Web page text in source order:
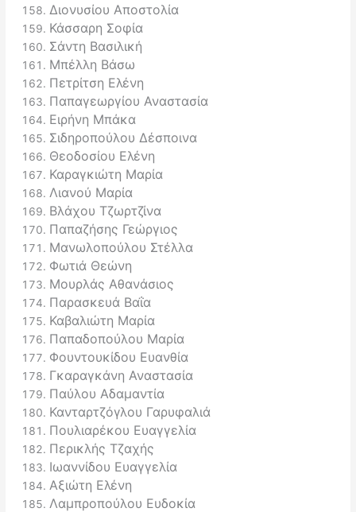
Διονυσίου Αποστολία
Κάσσαρη Σοφία
Σάντη Βασιλική
Μπέλλη Βάσω
Πετρίτση Ελένη
Παπαγεωργίου Αναστασία
Ειρήνη Μπάκα
Σιδηροπούλου Δέσποινα
Θεοδοσίου Ελένη
Καραγκιώτη Μαρία
Λιανού Μαρία
Βλάχου Τζωρτζίνα
Παπαζήσης Γεώργιος
Μανωλοπούλου Στέλλα
Φωτιά Θεώνη
Μουρλάς Αθανάσιος
Παρασκευά Βαΐα
Καβαλιώτη Μαρία
Παπαδοπούλου Μαρία
Φουντουκίδου Ευανθία
Γκαραγκάνη Αναστασία
Παύλου Αδαμαντία
Κανταρτζόγλου Γαρυφαλιά
Πουλιαρέκου Ευαγγελία
Περικλής Τζαχής
Ιωαννίδου Ευαγγελία
Αξιώτη Ελένη
Λαμπροπούλου Ευδοκία